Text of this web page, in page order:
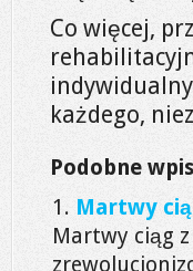
Co więcej,
każdego,
Podobne
Martwy
Martwy ciąg